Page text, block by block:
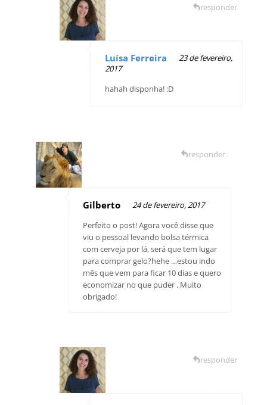
Luísa Ferreira
23 de fevereiro,
2017
hahah disponha! :D
responder
Gilberto
24 de fevereiro, 2017
Perfeito o post! Agora você disse que
viu o pessoal levando bolsa térmica
com cerveja por lá, será que tem lugar
para comprar gelo?hehe …estou indo
mês que vem para ficar 10 dias e quero
economizar no que puder . Muito
obrigado!
responder
responder